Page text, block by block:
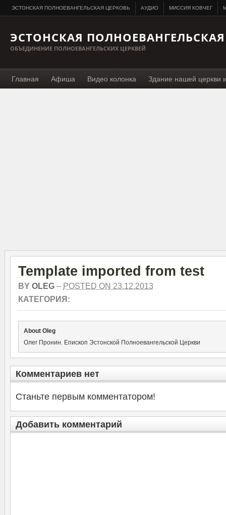
ЭСТОНСКАЯ ПОЛНОЕВАНГЕЛЬСКАЯ ЦЕРКОВЬ АУДИО МИССИЯ КОВЧЕГ
ЭСТОНСКАЯ
ОБЪЕДИНЕНИЕ ПОЛНОЕВАНГЕЛЬСКИХ ЦЕРКВЕЙ
Главная Афиша Видео колонка Здание нашей церкви
Template imported from test
BY OLEG – POSTED ON 23.12.2013
КАТЕГОРИЯ:
About Oleg
Олег Пронин. Епископ Эстонской Полноевангельской Церкви
Комментариев нет
Станьте первым комментатором!
Добавить комментарий